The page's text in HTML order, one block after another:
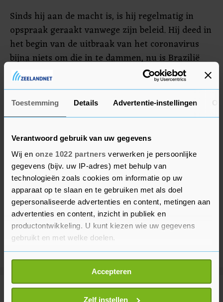
Toestemming Details Advertentie-instellingen
Verantwoord gebruik van uw gegevens
Wij en onze 1022 partners verwerken je persoonlijke
gegevens (bijv. uw IP-adres) met behulp van
technologieën zoals cookies om informatie op uw
apparaat op te slaan en te gebruiken met als doel
gepersonaliseerde advertenties en content, metingen aan
advertenties en content, inzicht in publiek en
productontwikkeling. U kunt kiezen wie uw gegevens
gebruikt en met welke doelen.
Als u het toestaat, willen we ook graag:
Informatie verzamelen over uw geografische
locatie, die tot een paar meter nauwkeurig kan zijn
Uw apparaat identificeren door het actief te
Accepteren
Zelf instellen
Sinds hij aan de macht is, is hij regelmatig in
opspraak geraakt vanwege zijn beleid. Hij deed in
het begin van de uitbraak van het coronavirus
bijna niets om die in te dammen, nu is Brazilië
een van de zwaarst getroffen landen.
Meer uit Buitenland